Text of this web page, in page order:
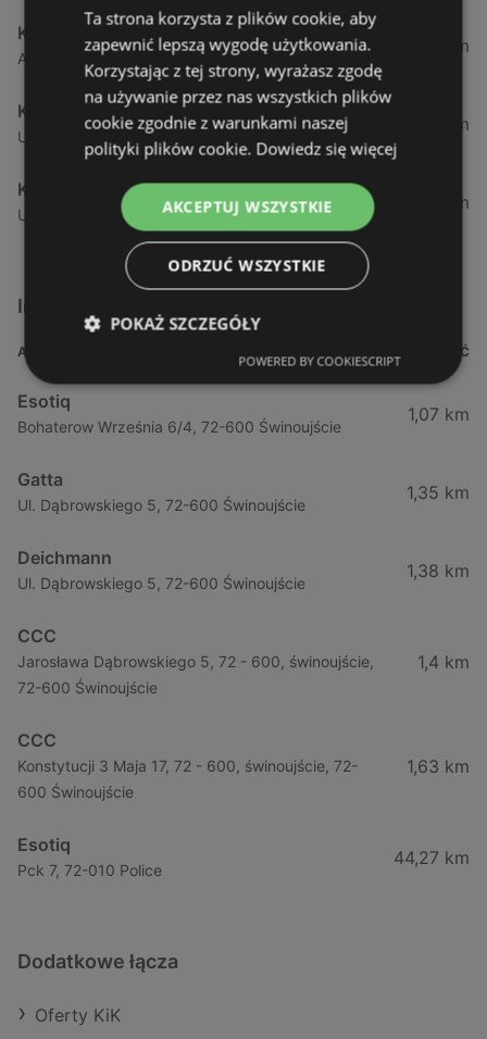
KiK
Al. Bohaterow Warszawy 42, 70-342 Szczecin
55,66 km
KiK
Ul. Mieszka 63, 64, 71-011 Szczecin
57,16 km
KiK
Ul.poludniowa 18, 71-001 Szczecin
58,59 km
Inne sklepy Odzież i obuwie w pobliżu
ADRES ODLEGŁOŚĆ
Esotiq
Bohaterow Września 6/4, 72-600 Świnoujście
1,07 km
Gatta
Ul. Dąbrowskiego 5, 72-600 Świnoujście
1,35 km
Deichmann
Ul. Dąbrowskiego 5, 72-600 Świnoujście
1,38 km
CCC
Jarosława Dąbrowskiego 5, 72 - 600, świnoujście,
72-600 Świnoujście
1,4 km
CCC
Konstytucji 3 Maja 17, 72 - 600, świnoujście, 72-
600 Świnoujście
1,63 km
Esotiq
Pck 7, 72-010 Police
44,27 km
Dodatkowe łącza
Oferty KiK
Ta strona korzysta z plików cookie, aby
zapewnić lepszą wygodę użytkowania.
Korzystając z tej strony, wyrażasz zgodę
na używanie przez nas wszystkich plików
cookie zgodnie z warunkami naszej
polityki plików cookie. Dowiedz się więcej
AKCEPTUJ WSZYSTKIE
ODRZUĆ WSZYSTKIE
POKAŻ SZCZEGÓŁY
POWERED BY COOKIESCRIPT